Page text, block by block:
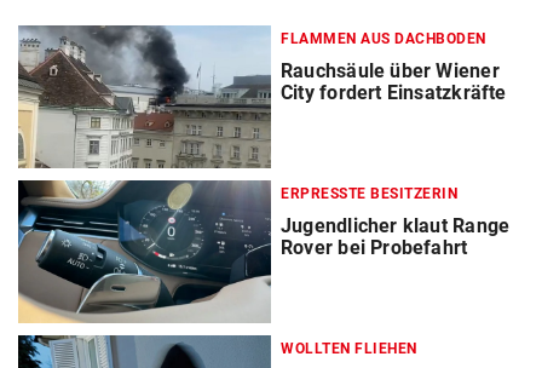
FLAMMEN AUS DACHBODEN
Rauchsäule über Wiener
City fordert Einsatzkräfte
ERPRESSTE BESITZERIN
Jugendlicher klaut Range
Rover bei Probefahrt
WOLLTEN FLIEHEN